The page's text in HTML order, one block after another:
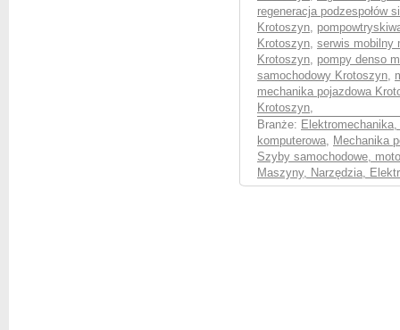
regeneracja podzespołów
Krotoszyn,
Krotoszyn, serwis mobilny
Krotoszyn, pompy denso
samochodowy Krotoszyn,
mechanika pojazdowa
Krotoszyn,
Branże:
komputerowa, Mechanika
Szyby samochodowe,
Maszyny, Narzędzia,